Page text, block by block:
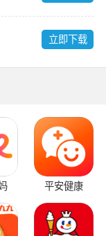
立即下载
平安健康